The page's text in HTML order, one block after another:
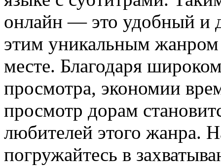
онлайн — это удобный и
этим уникальным
месте. Благодаря
просмотра, экономии
просмотр дорам
любителей этого жанра.
погружайтесь в